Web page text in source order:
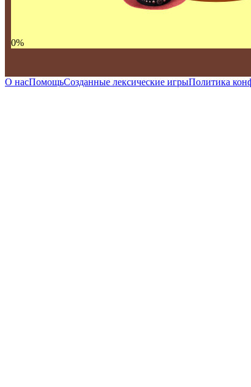
0%
О насПомощьСозданные лексические игрыПолитика